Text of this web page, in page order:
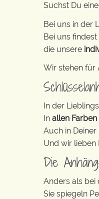
Suchst Du
Bei uns in der
Bei uns findest
die unsere
Wir stehen für
In der
In allen
Auch in
Und wir lieben
Die
Anders als bei
Sie spiegeln